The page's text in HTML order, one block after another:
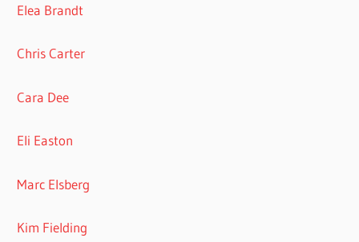
Elea Brandt
Chris Carter
Cara Dee
Eli Easton
Marc Elsberg
Kim Fielding